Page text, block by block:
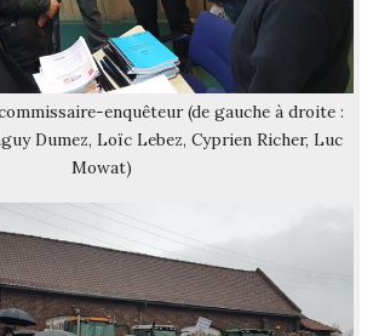
enquêteur (de gauche à droite :
Dumez, Loïc Lebez, Cyprien Richer, Luc
Mowat)